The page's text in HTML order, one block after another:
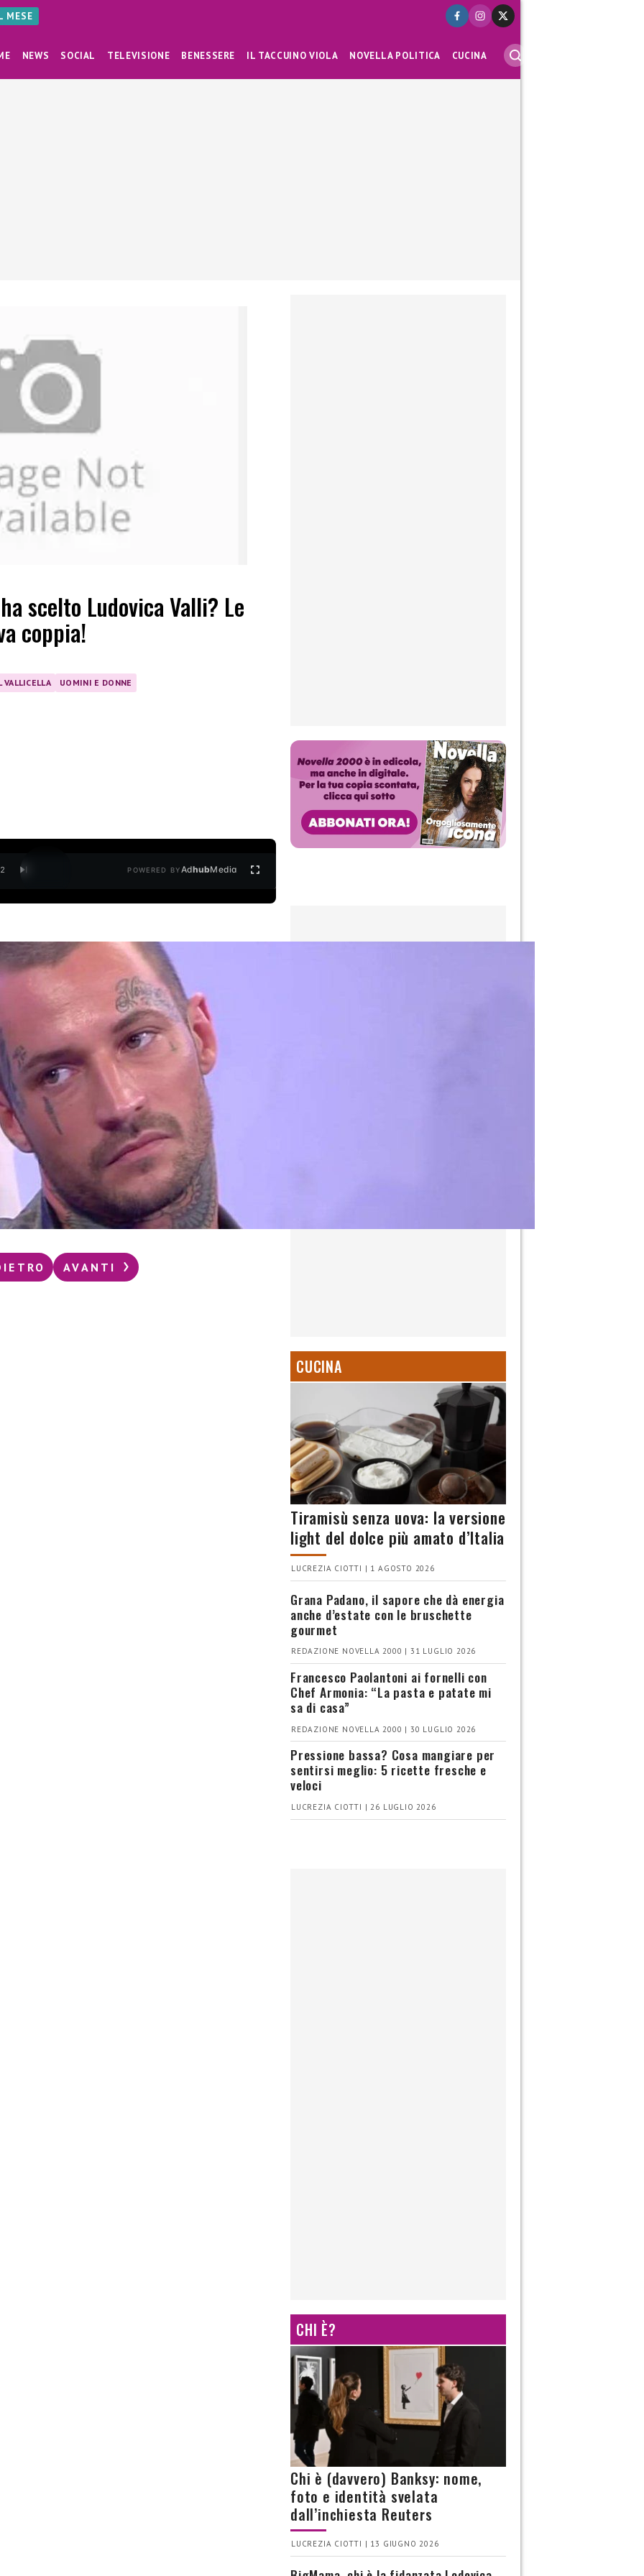
MESE
NEWS SOCIAL TELEVISIONE BENESSERE IL TACCUINO VIOLA NOVELLA POLITICA CUCINA
scelto Ludovica Valli? Le
coppia!
VALLICELLA UOMINI E DONNE
2 POWERED BYAdhubMedia
AVANTI
CUCINA
Tiramisù senza uova: la versione
light del dolce più amato d’Italia
LUCREZIA CIOTTI | 1 AGOSTO 2026
Grana Padano, il sapore che dà energia
anche d’estate con le bruschette
gourmet
REDAZIONE NOVELLA 2000 | 31 LUGLIO 2026
Francesco Paolantoni ai fornelli con
Chef Armonia: “La pasta e patate mi
sa di casa”
REDAZIONE NOVELLA 2000 | 30 LUGLIO 2026
Pressione bassa? Cosa mangiare per
sentirsi meglio: 5 ricette fresche e
veloci
LUCREZIA CIOTTI | 26 LUGLIO 2026
CHI È?
Chi è (davvero) Banksy: nome,
foto e identità svelata
dall’inchiesta Reuters
LUCREZIA CIOTTI | 13 GIUGNO 2026